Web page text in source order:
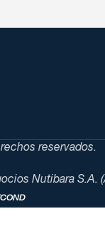
reservados.
Nutibara S.A.